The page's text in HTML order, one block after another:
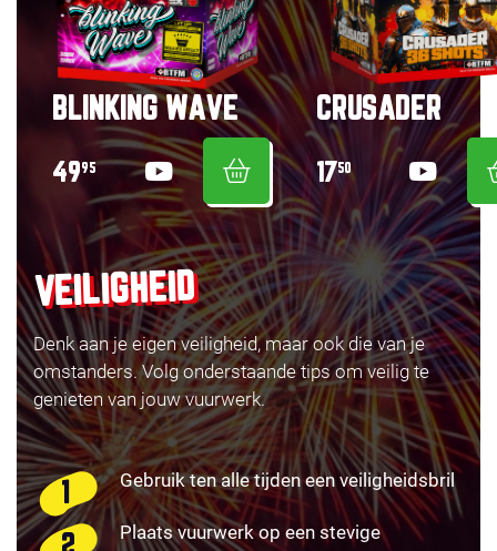
BLINKING WAVE
4995
CRUSADER
1750
VEILIGHEID
Denk aan je eigen veiligheid, maar ook die van je
omstanders. Volg onderstaande tips om veilig te
genieten van jouw vuurwerk.
Gebruik ten alle tijden een veiligheidsbril
Plaats vuurwerk op een stevige